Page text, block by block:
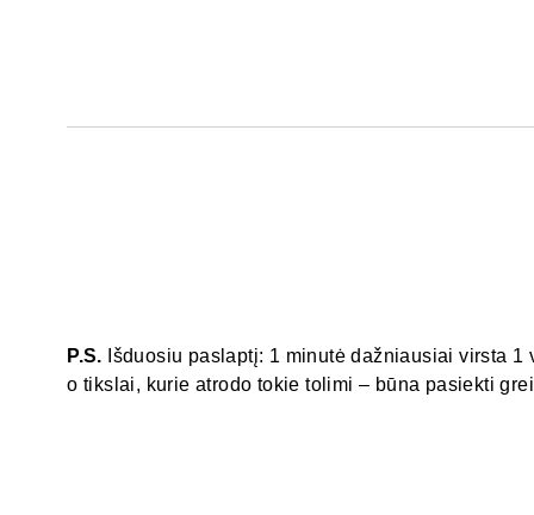
P.S. Išduosiu paslaptį: 1 minutė dažniausiai virsta 1
o tikslai, kurie atrodo tokie tolimi – būna pasiekti